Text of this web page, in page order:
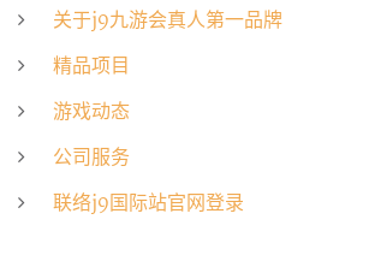
关于j9九游会真人第一品牌
精品项目
游戏动态
公司服务
联络j9国际站官网登录